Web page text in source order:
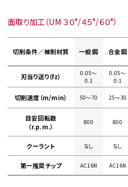
面取り加工（UM ３０°/４５°/６０°）
切削条件／被削材質 一般鋼 合金鋼
刃当り送り（fz）
0.05〜
0.1
0.05〜
0.1
切削速度（m/min） 50〜70 25〜30
目安回転数
（r.p.m.）
800 800
クーラント なし なし
第一推奨チップ AC16N AC16N